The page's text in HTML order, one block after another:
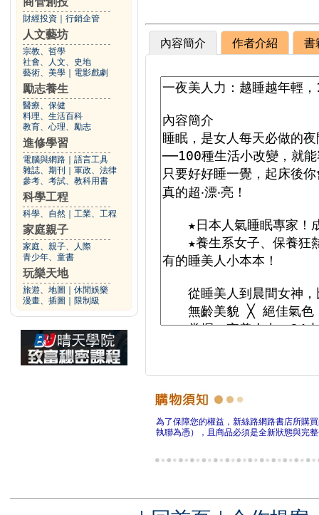
財經投資 行銷企管
人文藝坊
宗教、哲學
社會、人文、史地
藝術、美學
電影戲劇
勵志養生
醫療、保健
料理、生活百科
教育、心理、勵志
進修學習
電腦與網路
語言工具
雜誌、期刊
軍政、法律
參考、考試、教科用書
科學工程
科學、自然 工業、工程
家庭親子
家庭、親子、人際
青少年、童書
玩樂天地
旅遊、地圖
休閒娛樂
漫畫、插圖
限制級
內容簡介 作者介紹 書
為了保障您的權益，新絲路網路書店所購
執聯為憑），且商品必須是全新狀態與完